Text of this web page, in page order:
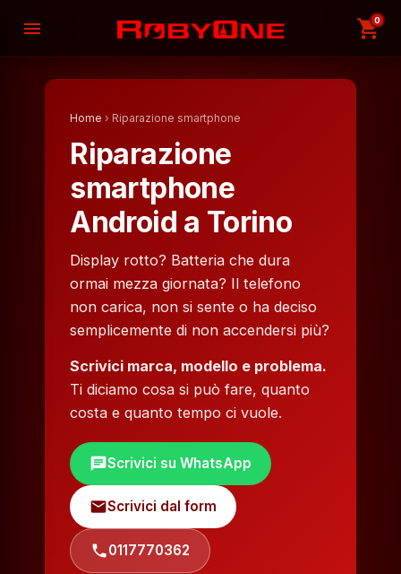
menu shopping_cart
0
Home › Riparazione smartphone
Riparazione
smartphone
Android a Torino
Display rotto? Batteria che dura
ormai mezza giornata? Il telefono
non carica, non si sente o ha deciso
semplicemente di non accendersi più?
Scrivici marca, modello e problema.
Ti diciamo cosa si può fare, quanto
costa e quanto tempo ci vuole.
chatScrivici su WhatsApp
mailScrivici dal form
phone0117770362